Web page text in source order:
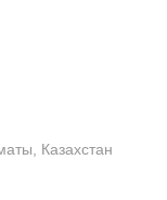
Казахстан